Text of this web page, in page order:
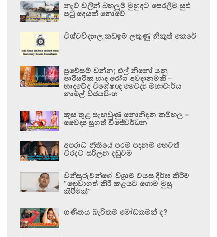
නැව් වලින් බහලුම් මුහුදට පෙරලීම සුළු
පටු දෙයක් නොවේ
විශ්වවිද්‍යාල කඩඉම් ලකුණු නිකුත් කෙරේ
ප්‍රවේසම් වන්න; එල් නිනෝ යනු
පාරිසරික හෘද රෝග අවදානමකි –
හෘදවේද විශේෂඥ වෛද්‍ය මහාචාර්ය
නාමල් විජයසිංහ
කුස තුළ සැඟවුණු නොනිදන කම්හල –
වෛද්‍ය සුගත් විජේවර්ධන
අපරාධ නීතියේ පරම පදනම හෙවත්
වරදට සරිලන දඬුවම
විනිසුරුවන්ගේ විශ්‍රාම වයස දීර්ඝ කිරීම
“දොවාගත් කිරි කළයට ගොම මුසු
කිරීමක්”
ගණිතය බැරිකම මෝඩකමක් ද?